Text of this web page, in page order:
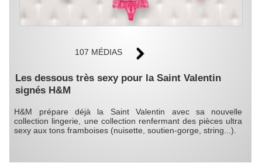
107 MÉDIAS
Les dessous très sexy pour la Saint Valentin
signés H&M
H&M prépare déjà la Saint Valentin avec sa nouvelle
collection lingerie, une collection renfermant des pièces ultra
sexy aux tons framboises (nuisette, soutien-gorge, string...).